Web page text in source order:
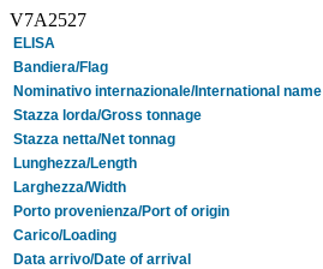
V7A2527
ELISA
Bandiera/Flag
Nominativo internazionale/International name
Stazza lorda/Gross tonnage
Stazza netta/Net tonnag
Lunghezza/Length
Larghezza/Width
Porto provenienza/Port of origin
Carico/Loading
Data arrivo/Date of arrival